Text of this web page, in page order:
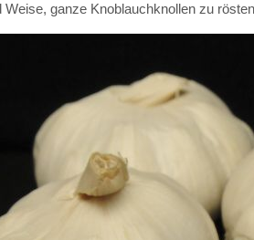
Weise, ganze Knoblauchknollen zu